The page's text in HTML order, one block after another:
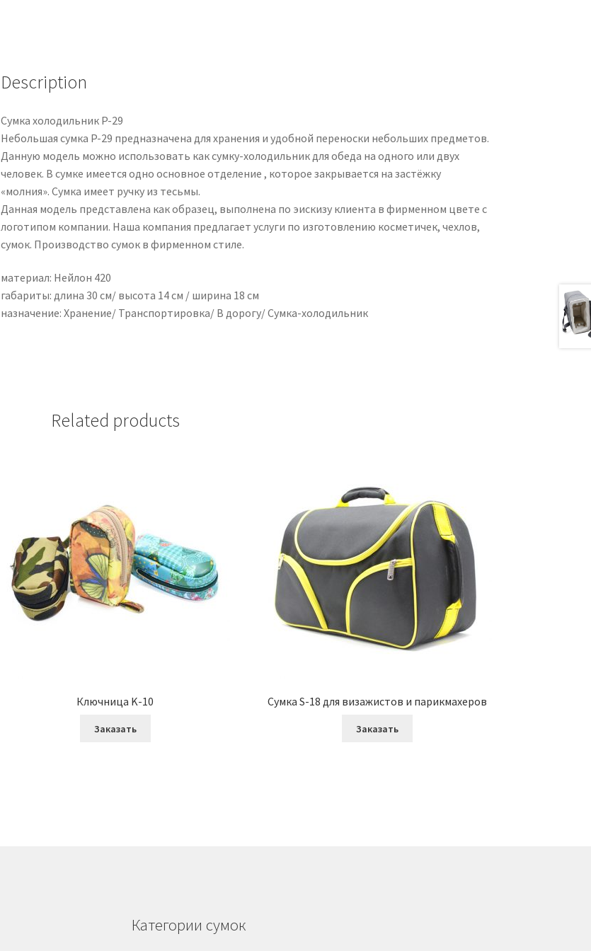
Description
Сумка холодильник P-29
Небольшая сумка P-29 предназначена для хранения и удобной переноски небольших предметов.
Данную модель можно использовать как сумку-холодильник для обеда на одного или двух
человек. В сумке имеется одно основное отделение , которое закрывается на застёжку
«молния». Сумка имеет ручку из тесьмы.
Данная модель представлена как образец, выполнена по эискизу клиента в фирменном цвете с
логотипом компании. Наша компания предлагает услуги по изготовлению косметичек, чехлов,
сумок. Производство сумок в фирменном стиле.
материал: Нейлон 420
габариты: длина 30 см/ высота 14 см / ширина 18 см
назначение: Хранение/ Транспортировка/ В дорогу/ Сумка-холодильник
Related products
Ключница K-10
Заказать
Сумка S-18 для визажистов и парикмахеров
Заказать
Категории сумок